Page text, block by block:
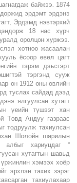
байжээ. 1874
эрдэмт эрдэнэ
Эрдэмд нэвтэрхий
18 нас хүрч
оролцон хуржээ.
хотноо жасаалан
ёсоор өвөл цагт
тэрэм дэьсгэрт
тэргэнд сууж
он 1912 оны өвлийн
туслах сайдад дээд
ялгуулсан хутагт
үеийн түшээт хан
Төвд Андуу газраас
тодруулж тахиулсан
Шолойн шарилын
албыг хариуцдаг “
хутагтын шавьд
хэмээх хоёр
эрхлэн тахих зэрэг
тахиулахаар